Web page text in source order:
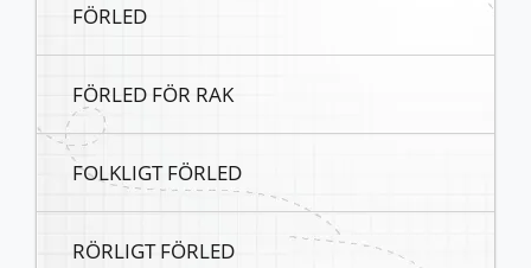
FÖRLED
FÖRLED FÖR RAK
FOLKLIGT FÖRLED
RÖRLIGT FÖRLED